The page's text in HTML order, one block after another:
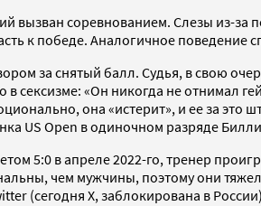
соревнованием. Слезы из-за
к победе. Аналогичное поведение
за снятый балл. Судья, в свою
сексизме: «Он никогда не отнимал
она «истерит», и ее за это
US Open в одиночном разряде
5:0 в апреле 2022-го, тренер
чем мужчины, поэтому они
(сегодня X, заблокирована в